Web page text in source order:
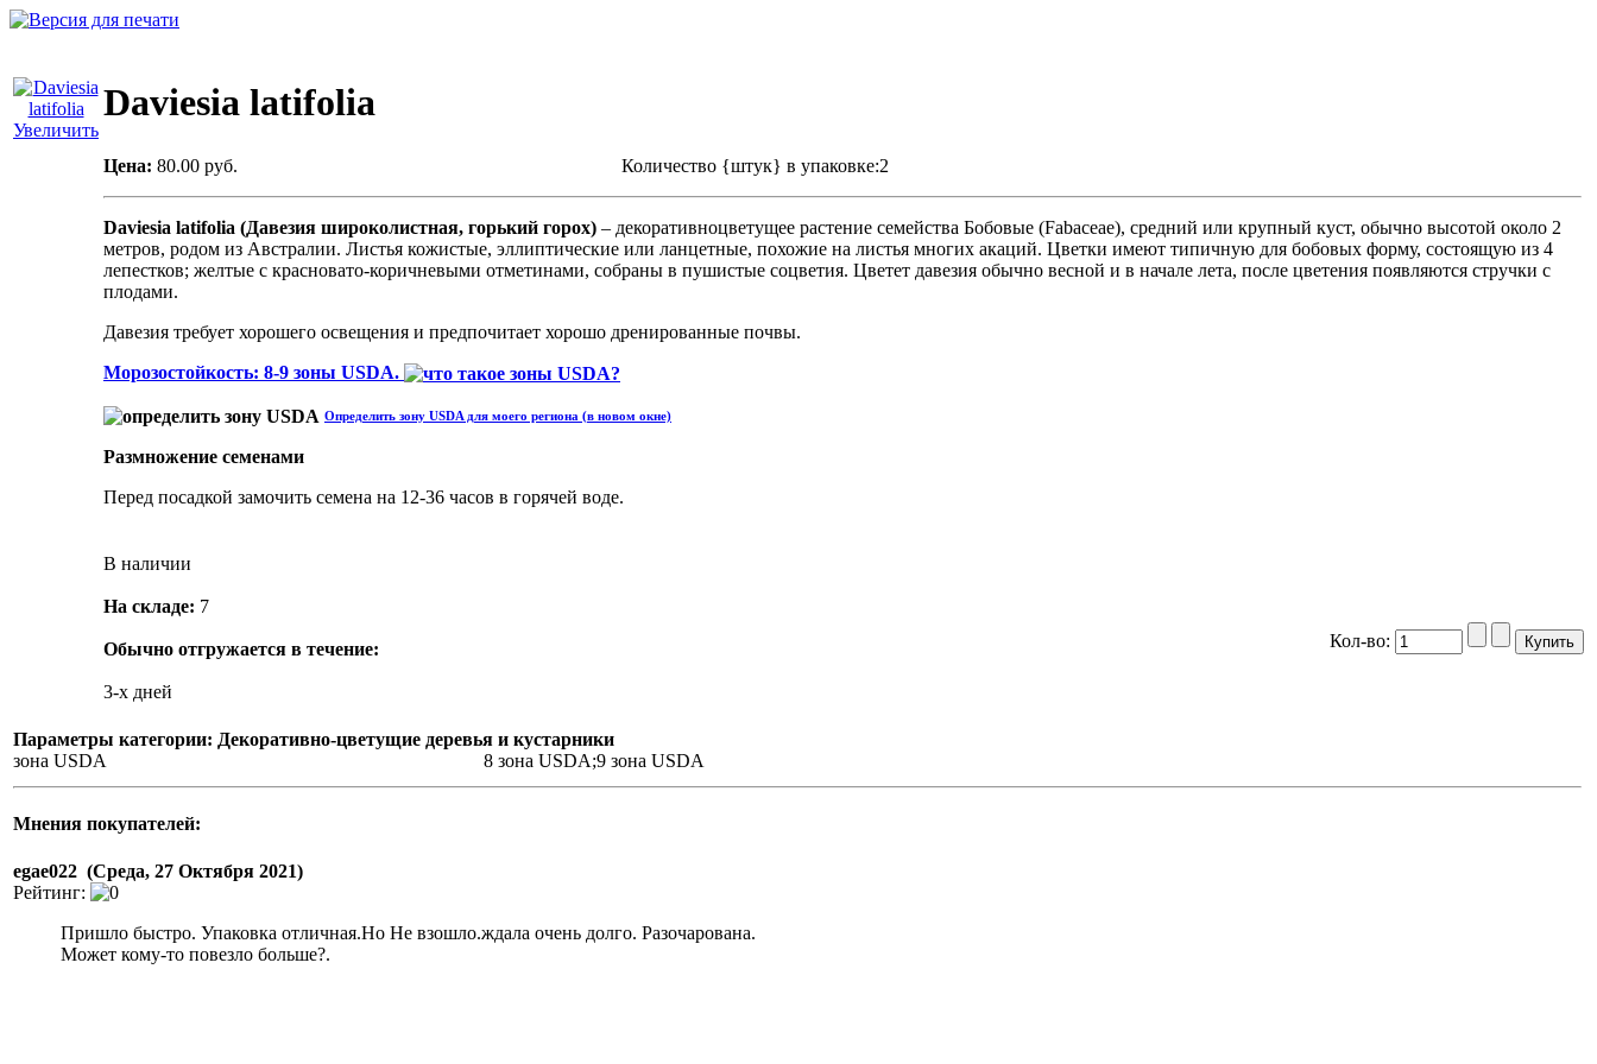
Увеличить
Daviesia latifolia
Цена: 80.00 руб. Количество {штук} в упаковке:2
Daviesia latifolia (Давезия широколистная, горький горох) – декоративноцветущее растение семейства Бобовые (Fabaceae), средний или крупный куст, обычно высотой около 2
метров, родом из Австралии. Листья кожистые, эллиптические или ланцетные, похожие на листья многих акаций. Цветки имеют типичную для бобовых форму, состоящую из 4
лепестков; желтые с красновато-коричневыми отметинами, собраны в пушистые соцветия. Цветет давезия обычно весной и в начале лета, после цветения появляются стручки с
плодами.
Давезия требует хорошего освещения и предпочитает хорошо дренированные почвы.
Морозостойкость: 8-9 зоны USDA.
Определить зону USDA для моего региона (в новом окне)
Размножение семенами
Перед посадкой замочить семена на 12-36 часов в горячей воде.
В наличии
На складе: 7
Обычно отгружается в течение:
3-х дней
Кол-во:
Параметры категории: Декоративно-цветущие деревья и кустарники
зона USDA
8 зона USDA;9 зона USDA
Мнения покупателей:
egae022 (Среда, 27 Октября 2021)
Рейтинг:
Пришло быстро. Упаковка отличная.Но Не взошло.ждала очень долго. Разочарована.
Может кому-то повезло больше?.